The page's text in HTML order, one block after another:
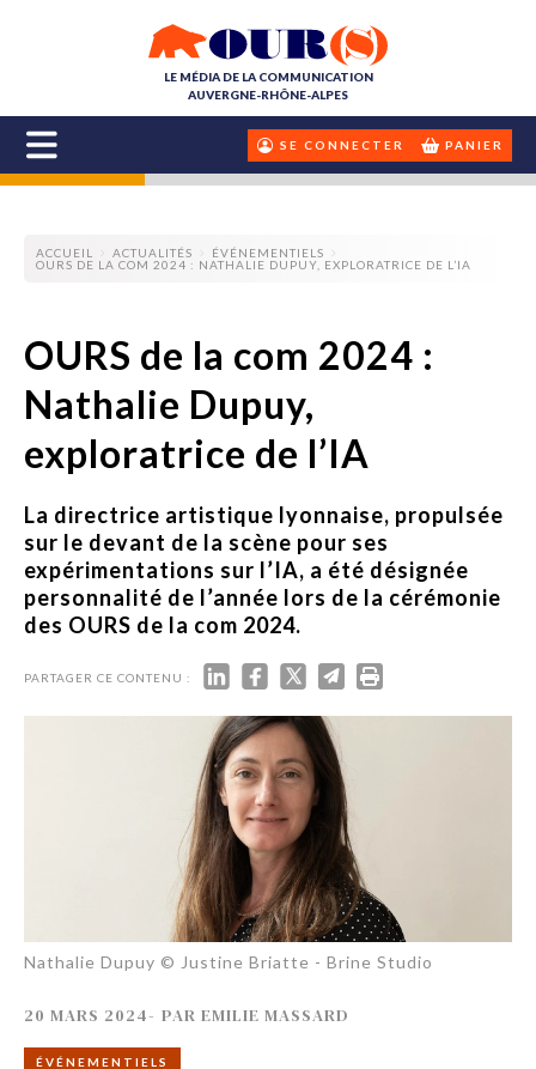
LE MÉDIA DE LA COMMUNICATION
AUVERGNE-RHÔNE-ALPES
SE CONNECTER PANIER
ACCUEIL ACTUALITÉS
ÉVÉNEMENTIELS
OURS DE LA COM 2024 : NATHALIE DUPUY, EXPLORATRICE DE L’IA
OURS de la com 2024 :
Nathalie Dupuy,
exploratrice de l’IA
La directrice artistique lyonnaise, propulsée
sur le devant de la scène pour ses
expérimentations sur l’IA, a été désignée
personnalité de l’année lors de la cérémonie
des OURS de la com 2024.
PARTAGER CE CONTENU :
Nathalie Dupuy © Justine Briatte - Brine Studio
20 MARS 2024- PAR EMILIE MASSARD
ÉVÉNEMENTIELS